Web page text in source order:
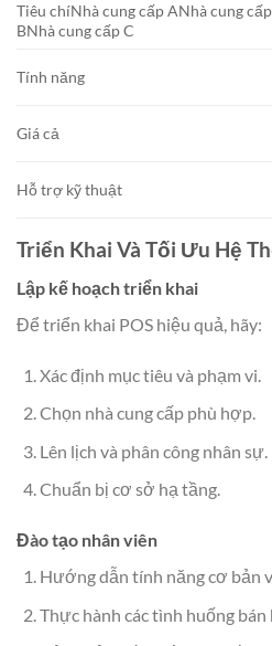
Tiêu chíNhà cung cấp ANhà cung cấp
BNhà cung cấp C
Tính năng
Giá cả
Hỗ trợ kỹ thuật
Triển Khai Và Tối Ưu Hệ
Lập kế hoạch triển khai
Để triển khai POS hiệu quả, hãy:
Xác định mục tiêu và phạm vi.
Chọn nhà cung cấp phù hợp.
Lên lịch và phân công nhân sự.
Chuẩn bị cơ sở hạ tầng.
Đào tạo nhân viên
Hướng dẫn tính năng cơ bản
Thực hành các tình huống